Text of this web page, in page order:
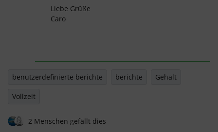
Liebe Grüße
Caro
benutzerdefinierte berichte berichte Gehalt
Vollzeit
2 Menschen gefällt dies